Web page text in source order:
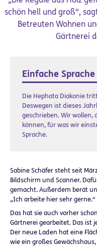
schön hell und groß“,
Betreuten Wohnen
Gärtnerei
Einfache Sprache
Die Hephata Diakonie
Deswegen ist dieses
geschrieben. Wir wollen,
können, für was wir
Sprache.
Sabine Schäfer steht seit
Bildschirm und Scanner.
gemacht. Außerdem berät
„Ich arbeite hier sehr gerne.“
Das hat sie auch vorher
Gärtnerei gearbeitet. Das ist
Der neue Laden hat eine
wie ein großes